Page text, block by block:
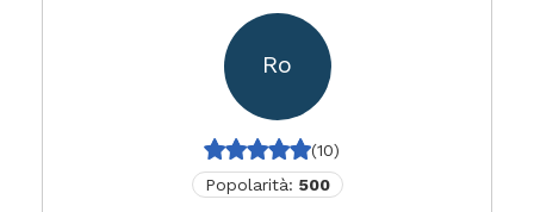
Ro
(10)
Popolarità: 500